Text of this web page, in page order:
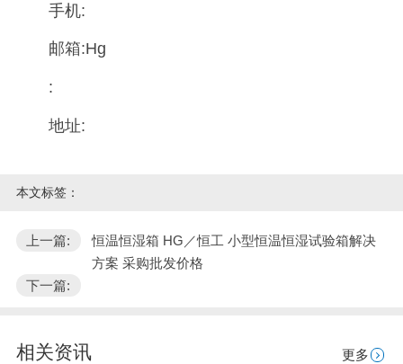
手机:
邮箱:Hg
:
地址:
本文标签：
上一篇:
恒温恒湿箱 HG／恒工 小型恒温恒湿试验箱解决
方案 采购批发价格
下一篇:
相关资讯 更多